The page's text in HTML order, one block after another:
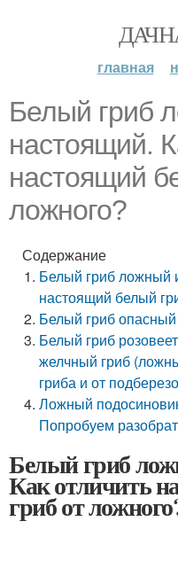
главная
Белый гриб
настоящий.
настоящий
ложного?
Содержание
Белый гриб ложный
настоящий белый
Белый гриб опасный
Белый гриб
желчный гриб
гриба и от
Ложный
Попробуем
Белый гриб
Как отличить
гриб от